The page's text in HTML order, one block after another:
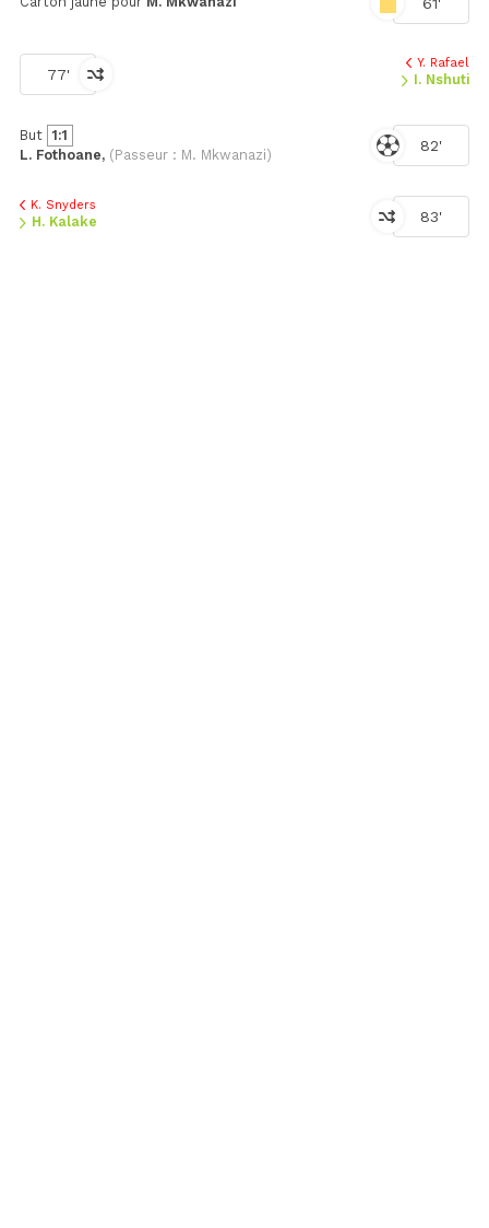
61'
77'
Y. Rafael
I. Nshuti
82'
But 1:1
L. Fothoane, (Passeur : M. Mkwanazi)
83'
K. Snyders
H. Kalake